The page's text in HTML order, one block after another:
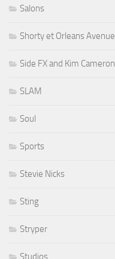
Salons
Shorty et Orleans Avenue
Side FX and Kim Cameron
SLAM
Soul
Sports
Stevie Nicks
Sting
Stryper
Studios